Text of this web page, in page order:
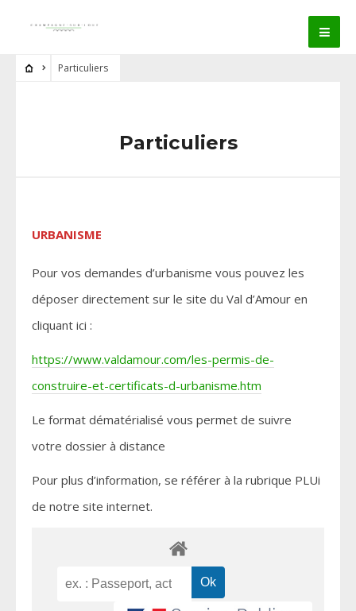
Particuliers
Particuliers
URBANISME
Pour vos demandes d’urbanisme vous pouvez les
déposer directement sur le site du Val d’Amour en
cliquant ici :
https://www.valdamour.com/les-permis-de-
construire-et-certificats-d-urbanisme.htm
Le format dématérialisé vous permet de suivre
votre dossier à distance
Pour plus d’information, se référer à la rubrique PLUi
de notre site internet.